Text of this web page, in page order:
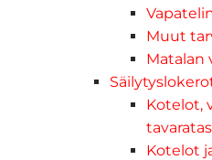
Muut
Matalan
Kotelot,
Kotelot